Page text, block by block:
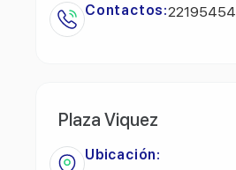
Contactos:22195454
Plaza Viquez
Ubicación: